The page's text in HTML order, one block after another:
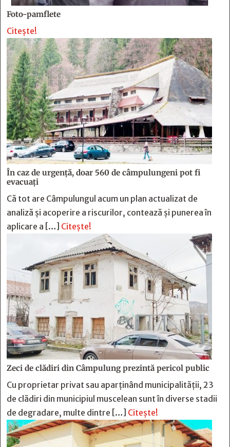
Foto-pamflete
Citește!
În caz de urgență, doar 560 de câmpulungeni pot fi
evacuați
Că tot are Câmpulungul acum un plan actualizat de
analiză și acoperire a riscurilor, contează și punerea în
aplicare a […] Citește!
Zeci de clădiri din Câmpulung prezintă pericol public
Cu proprietar privat sau aparținând municipalității, 23
de clădiri din municipiul muscelean sunt în diverse stadii
de degradare, multe dintre […] Citește!